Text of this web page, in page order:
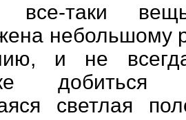
все-таки
небольшому
и не
светлая